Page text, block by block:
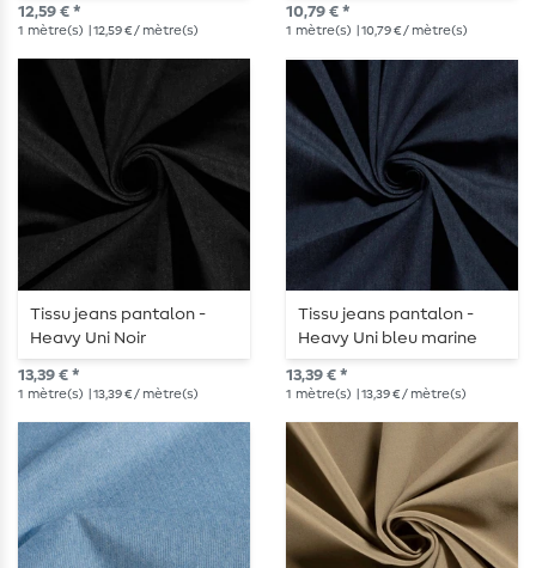
12,59 € *
1 mètre(s) | 12,59 € / mètre(s)
10,79 € *
1 mètre(s) | 10,79 € / mètre(s)
Tissu jeans pantalon -
Heavy Uni Noir
13,39 € *
1 mètre(s) | 13,39 € / mètre(s)
Tissu jeans pantalon -
Heavy Uni bleu marine
13,39 € *
1 mètre(s) | 13,39 € / mètre(s)